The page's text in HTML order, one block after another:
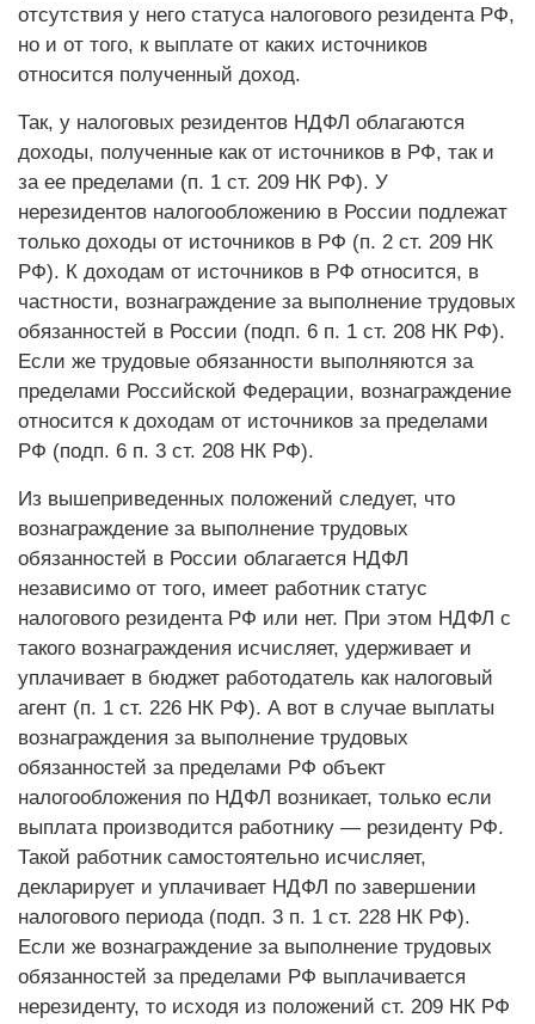
отсутствия у него статуса налогового резидента РФ,
но и от того, к выплате от каких источников
относится полученный доход.
Так, у налоговых резидентов НДФЛ облагаются
доходы, полученные как от источников в РФ, так и
за ее пределами (п. 1 ст. 209 НК РФ). У
нерезидентов налогообложению в России подлежат
только доходы от источников в РФ (п. 2 ст. 209 НК
РФ). К доходам от источников в РФ относится, в
частности, вознаграждение за выполнение трудовых
обязанностей в России (подп. 6 п. 1 ст. 208 НК РФ).
Если же трудовые обязанности выполняются за
пределами Российской Федерации, вознаграждение
относится к доходам от источников за пределами
РФ (подп. 6 п. 3 ст. 208 НК РФ).
Из вышеприведенных положений следует, что
вознаграждение за выполнение трудовых
обязанностей в России облагается НДФЛ
независимо от того, имеет работник статус
налогового резидента РФ или нет. При этом НДФЛ с
такого вознаграждения исчисляет, удерживает и
уплачивает в бюджет работодатель как налоговый
агент (п. 1 ст. 226 НК РФ). А вот в случае выплаты
вознаграждения за выполнение трудовых
обязанностей за пределами РФ объект
налогообложения по НДФЛ возникает, только если
выплата производится работнику — резиденту РФ.
Такой работник самостоятельно исчисляет,
декларирует и уплачивает НДФЛ по завершении
налогового периода (подп. 3 п. 1 ст. 228 НК РФ).
Если же вознаграждение за выполнение трудовых
обязанностей за пределами РФ выплачивается
нерезиденту, то исходя из положений ст. 209 НК РФ